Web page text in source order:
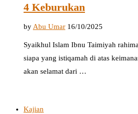
4 Keburukan
byAbu Umar 16/10/2025
Syaikhul Islam Ibnu Taimiyah
siapa yang istiqamah di atas
akan selamat dari …
Kajian